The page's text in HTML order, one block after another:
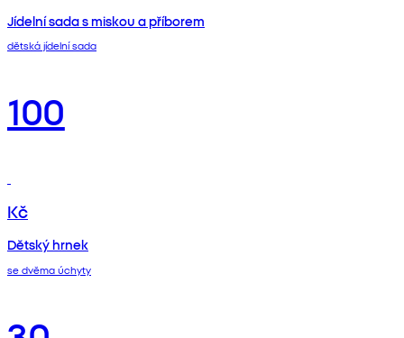
Jídelní sada s miskou a příborem
dětská jídelní sada
100
Kč
Dětský hrnek
se dvěma úchyty